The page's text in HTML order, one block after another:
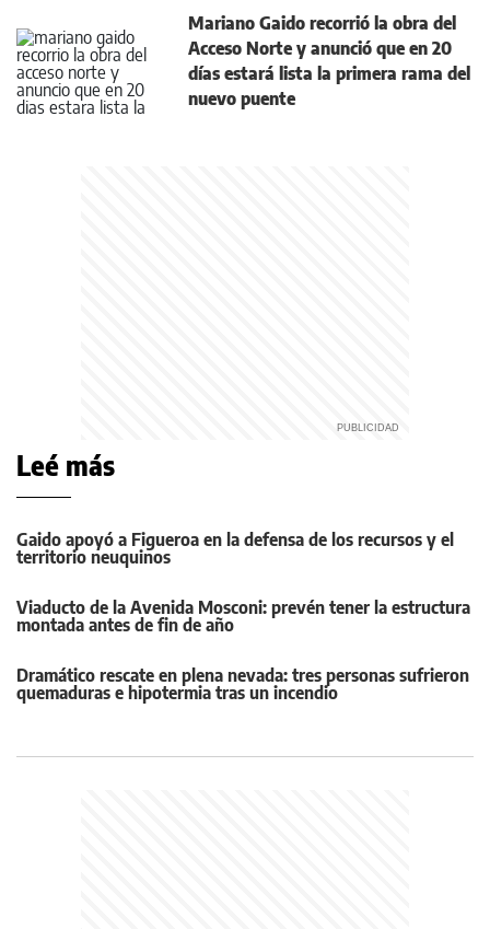
Mariano Gaido recorrió la obra del
Acceso Norte y anunció que en 20
días estará lista la primera rama del
nuevo puente
Leé más
Gaido apoyó a Figueroa en la defensa de los recursos y el
territorio neuquinos
Viaducto de la Avenida Mosconi: prevén tener la estructura
montada antes de fin de año
Dramático rescate en plena nevada: tres personas sufrieron
quemaduras e hipotermia tras un incendio